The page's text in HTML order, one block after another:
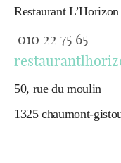
Restaurant L’Horizon
010 22 75 65
50, rue du moulin
1325 chaumont-